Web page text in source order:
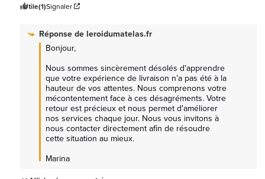
Utile(1)Signaler
Réponse deleroidumatelas.fr
Bonjour,
Nous sommes sincèrement désolés d'apprendre
que votre expérience de livraison n’a pas été à la
hauteur de vos attentes. Nous comprenons votre
mécontentement face à ces désagréments. Votre
retour est précieux et nous permet d'améliorer
nos services chaque jour. Nous vous invitons à
nous contacter directement afin de résoudre
cette situation au mieux.
Marina